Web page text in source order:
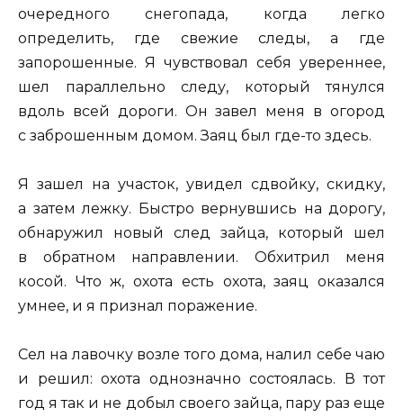
очередного снегопада, когда легко
определить, где свежие следы, а где
запорошенные. Я чувствовал себя увереннее,
шел параллельно следу, который тянулся
вдоль всей дороги. Он завел меня в огород
с заброшенным домом. Заяц был где-то здесь.
Я зашел на участок, увидел сдвойку, скидку,
а затем лежку. Быстро вернувшись на дорогу,
обнаружил новый след зайца, который шел
в обратном направлении. Обхитрил меня
косой. Что ж, охота есть охота, заяц оказался
умнее, и я признал поражение.
Сел на лавочку возле того дома, налил себе чаю
и решил: охота однозначно состоялась. В тот
год я так и не добыл своего зайца, пару раз еще